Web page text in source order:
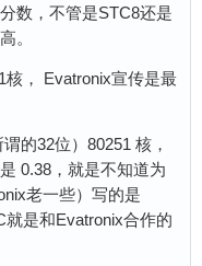
数，不管是STC8还是
。
核， Evatronix宣传是最
的32位）80251 核，
0.38，就是不知道为
老一些）写的是
是和Evatronix合作的